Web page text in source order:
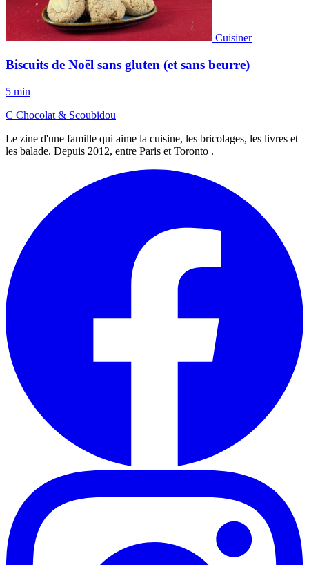
Cuisiner
Biscuits de Noël sans gluten (et sans beurre)
5 min
C Chocolat & Scoubidou
Le zine d'une famille qui aime la cuisine, les bricolages, les livres et
les balade. Depuis 2012, entre Paris et Toronto .